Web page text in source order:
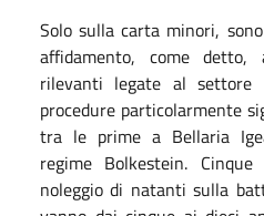
Solo sulla carta minori,
affidamento, come detto,
rilevanti legate al settore
procedure particolarmente
tra le prime a Bellaria
regime Bolkestein.
noleggio di natanti sulla